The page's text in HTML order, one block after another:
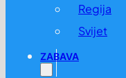
Regija
Svijet
ZABAVA